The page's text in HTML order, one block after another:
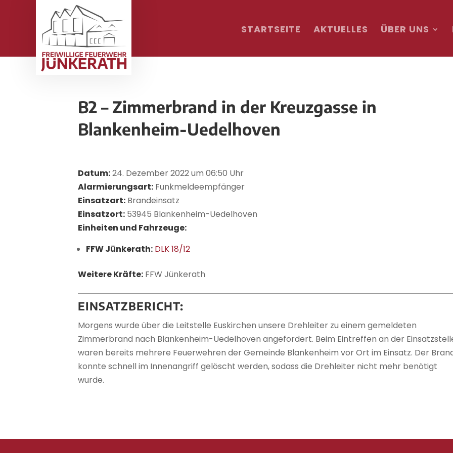
STARTSEITE AKTUELLES ÜBER UNS
B2 – Zimmerbrand in der Kreuzgasse in
Blankenheim-Uedelhoven
Datum:24. Dezember 2022 um 06:50 Uhr
Alarmierungsart: Funkmeldeempfänger
Einsatzart: Brandeinsatz
Einsatzort: 53945 Blankenheim-Uedelhoven
Einheiten und Fahrzeuge:
FFW Jünkerath: DLK 18/12
Weitere Kräfte: FFW Jünkerath
EINSATZBERICHT:
Morgens wurde über die Leitstelle Euskirchen unsere Drehleiter zu einem gemeldeten
Zimmerbrand nach Blankenheim-Uedelhoven angefordert. Beim Eintreffen an der
waren bereits mehrere Feuerwehren der Gemeinde Blankenheim vor Ort im Einsatz. Der
konnte schnell im Innenangriff gelöscht werden, sodass die Drehleiter nicht mehr benötigt
wurde.